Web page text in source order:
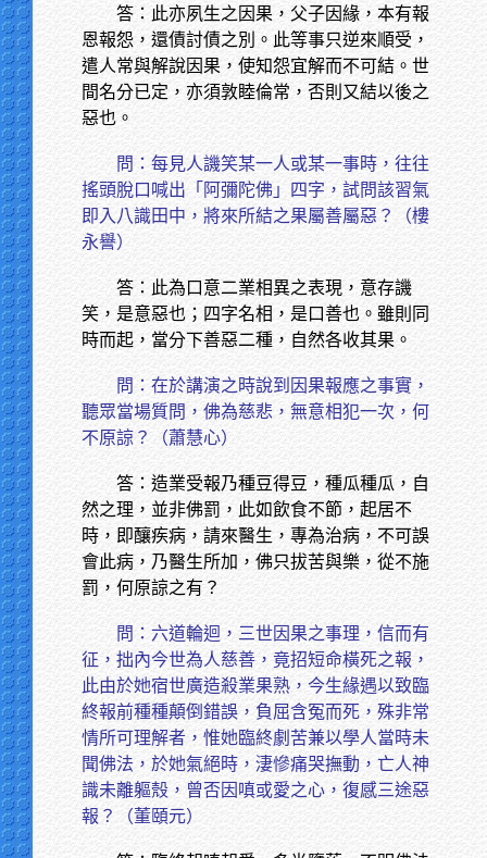
答：此亦夙生之因果，父子因緣，本有報
恩報怨，還債討債之別。此等事只逆來順受，
遣人常與解說因果，使知怨宜解而不可結。世
間名分已定，亦須敦睦倫常，否則又結以後之
惡也。
問：每見人譏笑某一人或某一事時，往往
搖頭脫口喊出「阿彌陀佛」四字，試問該習氣
即入八識田中，將來所結之果屬善屬惡？（樓
永譽）
答：此為口意二業相異之表現，意存譏
笑，是意惡也；四字名相，是口善也。雖則同
時而起，當分下善惡二種，自然各收其果。
問：在於講演之時說到因果報應之事實，
聽眾當場質問，佛為慈悲，無意相犯一次，何
不原諒？（蕭慧心）
答：造業受報乃種豆得豆，種瓜種瓜，自
然之理，並非佛罰，此如飲食不節，起居不
時，即釀疾病，請來醫生，專為治病，不可誤
會此病，乃醫生所加，佛只拔苦與樂，從不施
罰，何原諒之有？
問：六道輪迴，三世因果之事理，信而有
征，拙內今世為人慈善，竟招短命橫死之報，
此由於她宿世廣造殺業果熟，今生緣遇以致臨
終報前種種顛倒錯誤，負屈含冤而死，殊非常
情所可理解者，惟她臨終劇苦兼以學人當時未
聞佛法，於她氣絕時，淒慘痛哭撫動，亡人神
識未離軀殼，曾否因嗔或愛之心，復感三途惡
報？（董頤元）